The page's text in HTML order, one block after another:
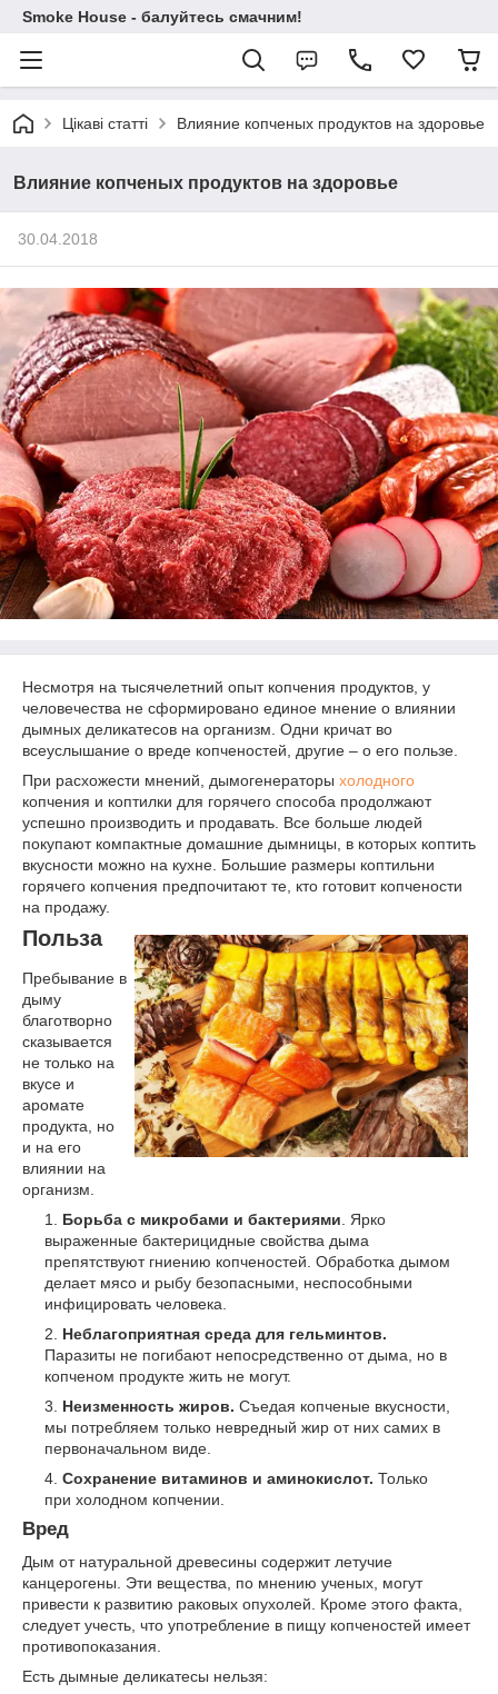
Smoke House - балуйтесь смачним!
Цікаві статті Влияние копченых продуктов на здоровье
Влияние копченых продуктов на здоровье
30.04.2018
Несмотря на тысячелетний опыт копчения продуктов, у
человечества не сформировано единое мнение о влиянии
дымных деликатесов на организм. Одни кричат во
всеуслышание о вреде копченостей, другие – о его пользе.
При расхожести мнений, дымогенераторы холодного
копчения и коптилки для горячего способа продолжают
успешно производить и продавать. Все больше людей
покупают компактные домашние дымницы, в которых коптить
вкусности можно на кухне. Большие размеры коптильни
горячего копчения предпочитают те, кто готовит копчености
на продажу.
Польза
Пребывание в
дыму
благотворно
сказывается
не только на
вкусе и
аромате
продукта, но
и на его
влиянии на
организм.
Борьба с микробами и бактериями . Ярко
выраженные бактерицидные свойства дыма
препятствуют гниению копченостей. Обработка дымом
делает мясо и рыбу безопасными, неспособными
инфицировать человека.
Неблагоприятная среда для гельминтов.
Паразиты не погибают непосредственно от дыма, но в
копченом продукте жить не могут.
Неизменность жиров. Съедая копченые вкусности,
мы потребляем только невредный жир от них самих в
первоначальном виде.
Сохранение витаминов и аминокислот. Только
при холодном копчении.
Вред
Дым от натуральной древесины содержит летучие
канцерогены. Эти вещества, по мнению ученых, могут
привести к развитию раковых опухолей. Кроме этого факта,
следует учесть, что употребление в пищу копченостей имеет
противопоказания.
Есть дымные деликатесы нельзя: